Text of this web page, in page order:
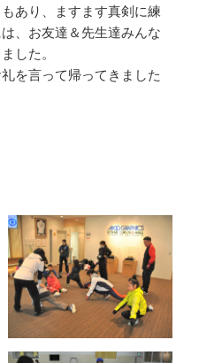
あり、ますます真剣に練
、お友達＆先生達みんな
した。
を言って帰ってきました